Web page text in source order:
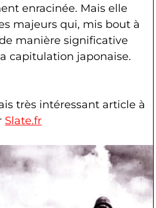
enracinée. Mais elle
majeurs qui, mis bout à
manière significative
capitulation japonaise.
très intéressant article à
Slate.fr